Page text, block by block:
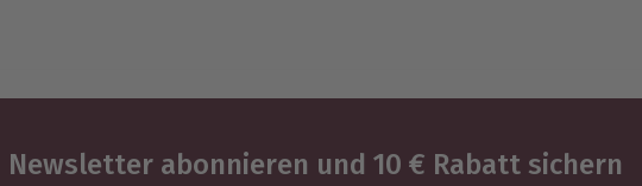
Newsletter abonnieren und 10 € Rabatt sichern